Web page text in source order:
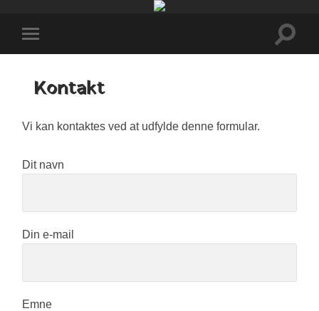
Toggle
mobile
Kontakt
Vi kan kontaktes ved at udfylde denne formular.
Dit navn
Din e-mail
Emne